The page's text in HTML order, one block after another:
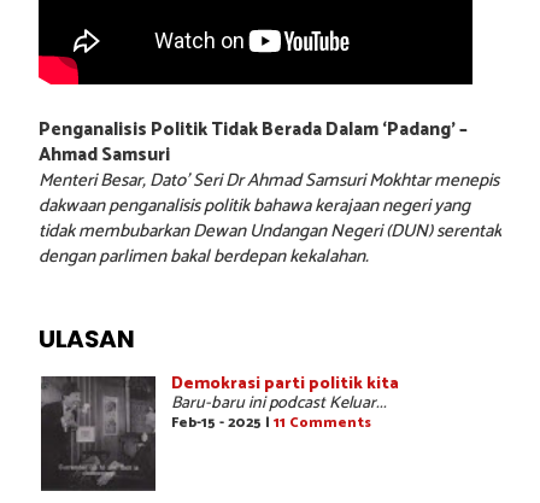
Penganalisis Politik Tidak Berada Dalam ‘Padang’ –
Ahmad Samsuri
Menteri Besar, Dato’ Seri Dr Ahmad Samsuri Mokhtar menepis
dakwaan penganalisis politik bahawa kerajaan negeri yang
tidak membubarkan Dewan Undangan Negeri (DUN) serentak
dengan parlimen bakal berdepan kekalahan.
ULASAN
Demokrasi parti politik kita
Baru-baru ini podcast Keluar...
Feb-15 - 2025 | 11 Comments